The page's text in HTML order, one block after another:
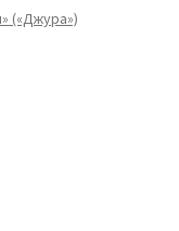
(«Джура»)